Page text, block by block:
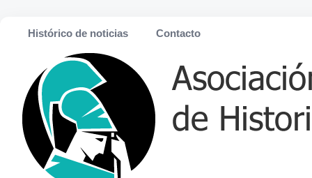
Histórico de noticias Contacto